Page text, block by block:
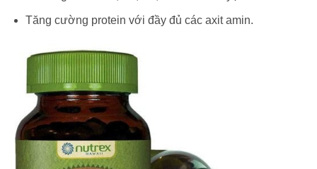
Tăng cường protein với đầy đủ các axit amin.